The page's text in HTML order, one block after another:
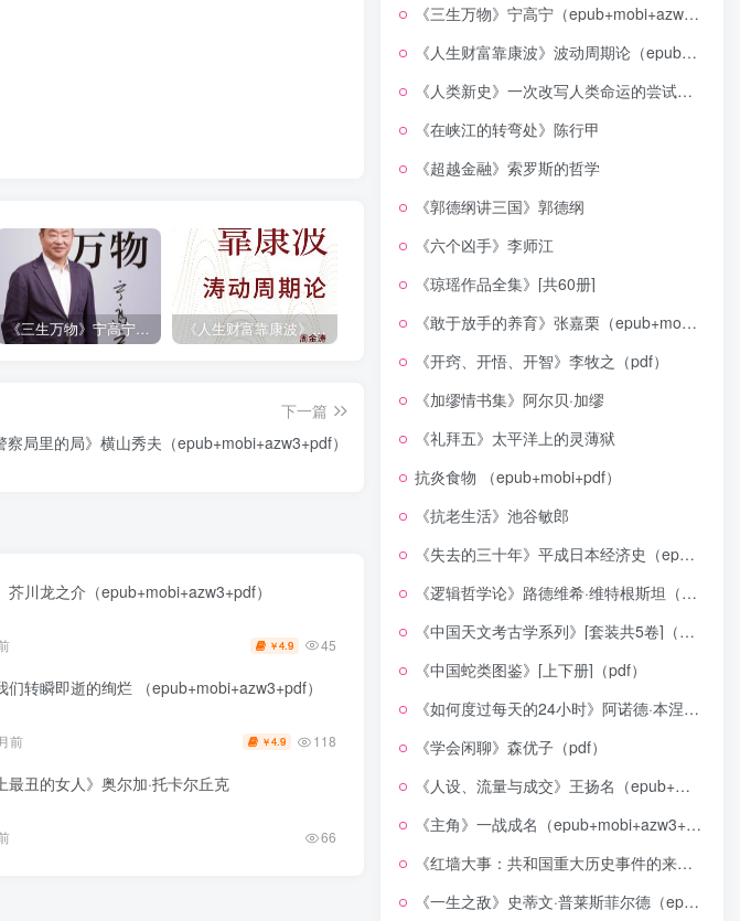
《三生万物》宁高宁（epub+mobi+azw3+pdf） 《人生财富靠康波》波动周期论（epub+mobi+azw3+pdf） 《人类新史》一次改写人类命运的尝试（epub+mobi+azw3+pdf） 《在峡江的转弯处》陈行甲
下一篇
察局里的局》横山秀夫（epub+mobi+azw3+pdf）
芥川龙之介（epub+mobi+azw3+pdf）
￥4.9 45
们转瞬即逝的绚烂 （epub+mobi+azw3+pdf）
前 ￥4.9 118
最丑的女人》奥尔加·托卡尔丘克
66
《三生万物》宁高宁（epub+mobi+azw3+pdf）
《人生财富靠康波》波动周期论（epub+mobi+azw3+pdf）
《人类新史》一次改写人类命运的尝试（epub+mobi+azw3+pdf）
《在峡江的转弯处》陈行甲
《超越金融》索罗斯的哲学
《郭德纲讲三国》郭德纲
《六个凶手》李师江
《琼瑶作品全集》[共60册]
《敢于放手的养育》张嘉栗（epub+mobi+azw3+pdf）
《开窍、开悟、开智》李牧之（pdf）
《加缪情书集》阿尔贝·加缪
《礼拜五》太平洋上的灵薄狱
抗炎食物 （epub+mobi+pdf）
《抗老生活》池谷敏郎
《失去的三十年》平成日本经济史（epub+mobi+azw3+pdf）
《逻辑哲学论》路德维希·维特根斯坦（epub+mobi+azw3+pdf）
《中国天文考古学系列》[套装共5卷]（epub+mobi+azw3+pdf）
《中国蛇类图鉴》[上下册]（pdf）
《如何度过每天的24小时》阿诺德·本涅特（epub+mobi+azw3+pdf）
《学会闲聊》森优子（pdf）
《人设、流量与成交》王扬名（epub+mobi+azw3+pdf）
《主角》一战成名（epub+mobi+azw3+pdf）
《红墙大事：共和国重大历史事件的来龙去脉》（全二册）（pdf）
《一生之敌》史蒂文·普莱斯菲尔德（epub+mobi+azw3+pdf）